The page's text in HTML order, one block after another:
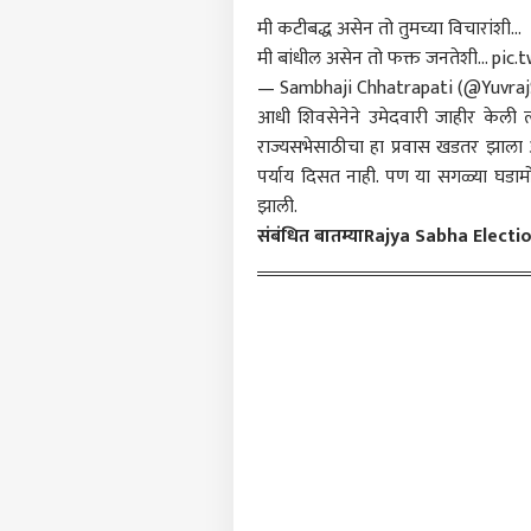
मी कटीबद्ध असेन तो तुमच्या विचारांशी...
मी बांधील असेन तो फक्त जनतेशी...
— Sambhaji Chhatrapati
आधी शिवसेनेने उमेदवारी जाहीर केली
राज्यसभेसाठीचा हा प्रवास खडतर
पर्याय दिसत नाही. पण या सगळ्या
झाली.
संबंधित बातम्याRajya Sabha
आमच्यासोबत जाहिरात करा
प्रायव्हसी पॉलिसी
संपर्क साधा
करिअर
फीडबॅक
आमच्याबद्दल
वेळेत